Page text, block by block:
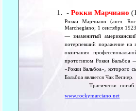
-Рокки Марчиано
Рокки Марчиано (англ.
Marchegiano; 1 сентября
— знаменитый
потерпевший поражение на
окончания
прототипом Рокки Бальбоа
«Рокки Бальбоа», которого
Бальбоа является Чак Вепнер.
Трагически погиб в
www.rockymarciano.net